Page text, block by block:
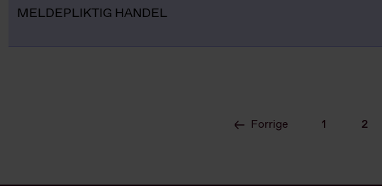
MELDEPLIKTIG HANDEL
Forrige
1 2